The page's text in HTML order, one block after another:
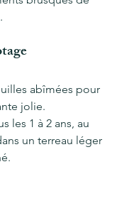
abîmées pour
jolie.
les 1 à 2 ans, au
un terreau léger